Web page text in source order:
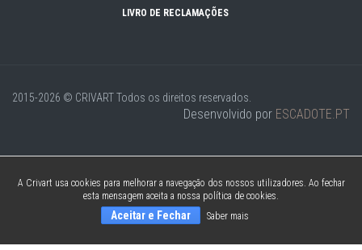
LIVRO DE RECLAMAÇÕES
2015-2026 © CRIVARTTodos os direitos reservados.
Desenvolvido por ESCADOTE.PT
A Crivart usa cookies para melhorar a navegação dos nossos utilizadores. Ao fechar
esta mensagem aceita a nossa política de cookies.
Aceitar e Fechar Saber mais